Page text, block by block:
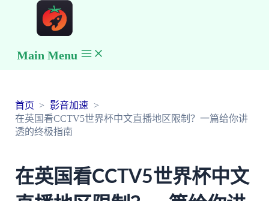
Main Menu
首页
影音加速
在英国看CCTV5世界杯中文直播地区限制？一篇给你讲
透的终极指南
在英国看CCTV5世界杯中文